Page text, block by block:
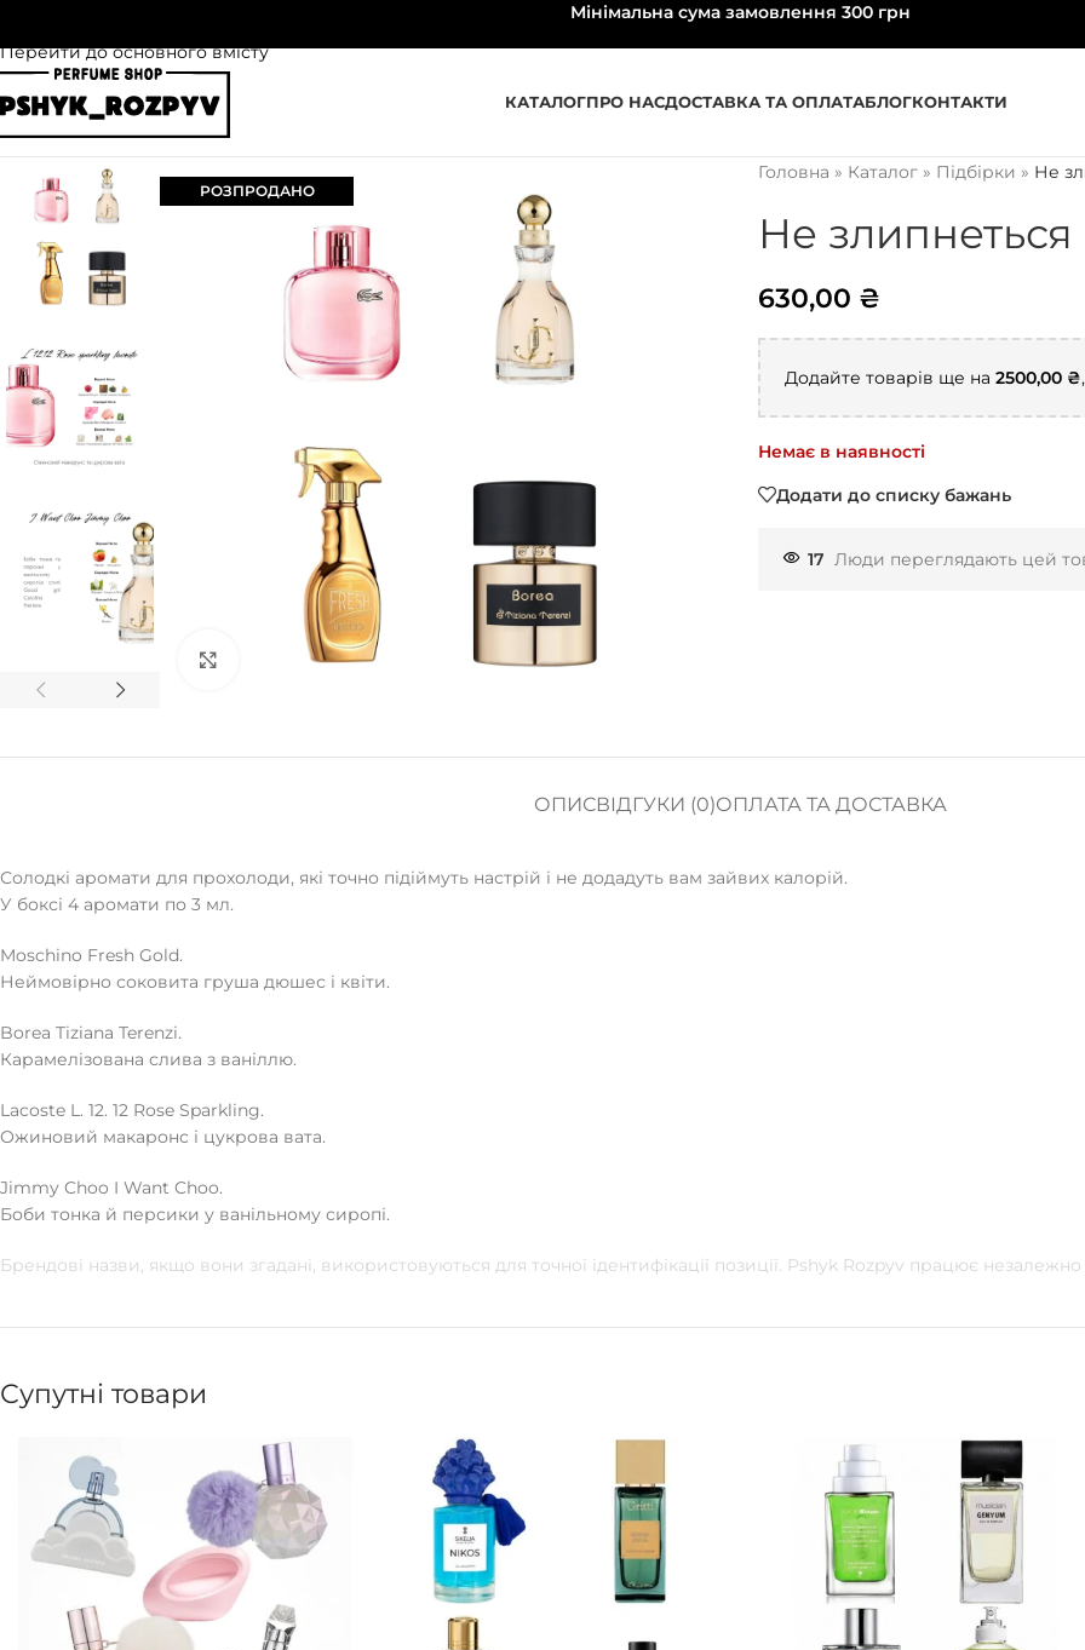
Перейти до основного вмісту
Мінімальна сума замовлення 300 грн
КАТАЛОГПРО НАСДОСТАВКА ТА ОПЛАТАБЛОГКОНТАКТИ
РОЗПРОДАНО
Натисніть, щоб збільшити
Головна » Каталог» Підбірки » Не
Не злипнеться
630,00 ₴
Додайте товарів ще на 2500,00 ₴
Немає в наявності
Додати до списку бажань
17 Люди переглядають цей
ОПИСВІДГУКИ (0)ОПЛАТА ТА ДОСТАВКА
Солодкі аромати для прохолоди, які точно підіймуть настрій і не додадуть вам зайвих калорій.
У боксі 4 аромати по 3 мл.
Moschino Fresh Gold.
Неймовірно соковита груша дюшес і квіти.
Borea Tiziana Terenzi.
Карамелізована слива з ваніллю.
Lacoste L. 12. 12 Rose Sparkling.
Ожиновий макаронс і цукрова вата.
Jimmy Choo I Want Choo.
Боби тонка й персики у ванільному сиропі.
Брендові назви, якщо вони згадані, використовуються для точної ідентифікації позиції. Pshyk Rozpyv працює
Супутні товари